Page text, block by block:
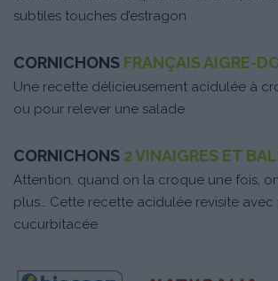
subtiles touches d’estragon
CORNICHONS FRANÇAIS AIGRE-
Une recette délicieusement acidulée à
ou pour relever une salade
CORNICHONS 2 VINAIGRES ET
Attention, quand on la croque une fois, on
plus… Cette recette acidulée revisite avec
cucurbitacée